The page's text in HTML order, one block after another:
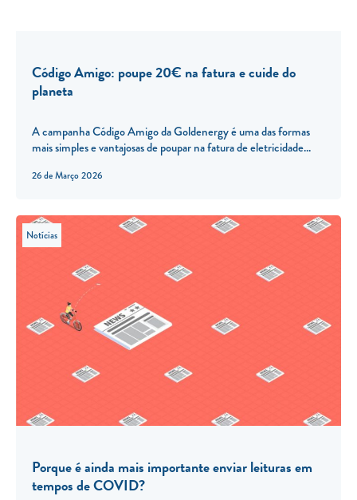
26 de Março 2026
Código Amigo: poupe 20€ na fatura e cuide do
planeta
A campanha Código Amigo da Goldenergy é uma das formas
mais simples e vantajosas de poupar na fatura de eletricidade...
Notícias
Porque é ainda mais importante enviar leituras em
tempos de COVID?